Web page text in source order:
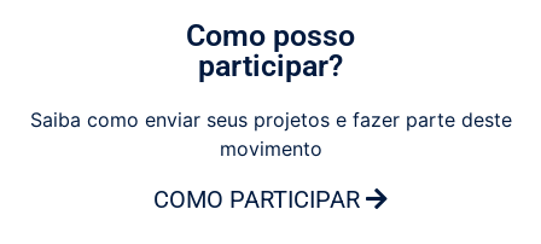
Como posso
participar?
Saiba como enviar seus projetos e fazer parte deste
movimento
COMO PARTICIPAR